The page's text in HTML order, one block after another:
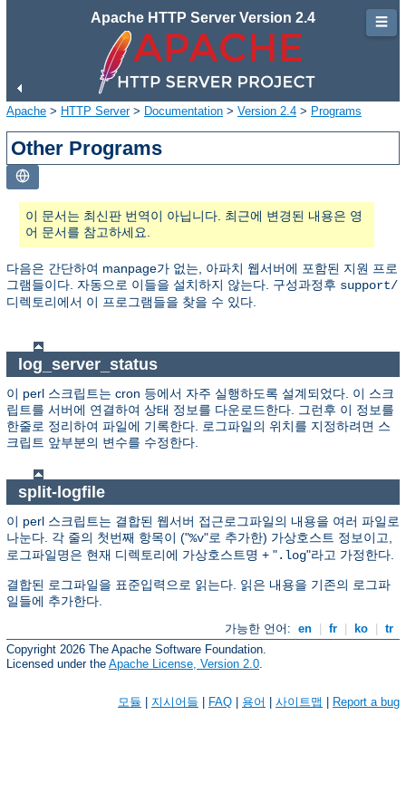
Apache HTTP Server Version 2.4
Apache > HTTP Server> Documentation > Version 2.4 > Programs
Other Programs
이 문서는 최신판 번역이 아닙니다. 최근에 변경된 내용은 영
어 문서를 참고하세요.
다음은 간단하여 manpage가 없는, 아파치 웹서버에 포함된 지원 프로
그램들이다. 자동으로 이들을 설치하지 않는다. 구성과정후 support/
디렉토리에서 이 프로그램들을 찾을 수 있다.
log_server_status
이 perl 스크립트는 cron 등에서 자주 실행하도록 설계되었다. 이 스크
립트를 서버에 연결하여 상태 정보를 다운로드한다. 그런후 이 정보를
한줄로 정리하여 파일에 기록한다. 로그파일의 위치를 지정하려면 스
크립트 앞부분의 변수를 수정한다.
split-logfile
이 perl 스크립트는 결합된 웹서버 접근로그파일의 내용을 여러 파일로
나눈다. 각 줄의 첫번째 항목이 ("%v"로 추가한) 가상호스트 정보이고,
로그파일명은 현재 디렉토리에 가상호스트명 + ".log"라고 가정한다.
결합된 로그파일을 표준입력으로 읽는다. 읽은 내용을 기존의 로그파
일들에 추가한다.
가능한 언어: en fr ko
tr
Copyright 2026 The Apache Software Foundation.
Licensed under the Apache License, Version 2.0
모듈 | 지시어들 | FAQ | 용어 | 사이트맵 | Report a bug
☰